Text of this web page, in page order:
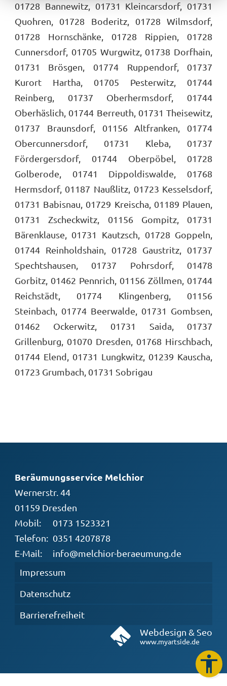
01728 Bannewitz, 01731 Kleincarsdorf, 01731
Quohren, 01728 Boderitz, 01728 Wilmsdorf,
01728 Hornschänke, 01728 Rippien, 01728
Cunnersdorf, 01705 Wurgwitz, 01738 Dorfhain,
01731 Brösgen, 01774 Ruppendorf, 01737
Kurort Hartha, 01705 Pesterwitz, 01744
Reinberg, 01737 Oberhermsdorf, 01744
Oberhäslich, 01744 Berreuth, 01731 Theisewitz,
01737 Braunsdorf, 01156 Altfranken, 01774
Obercunnersdorf, 01731 Kleba, 01737
Fördergersdorf, 01744 Oberpöbel, 01728
Golberode, 01741 Dippoldiswalde, 01768
Hermsdorf, 01187 Naußlitz, 01723 Kesselsdorf,
01731 Babisnau, 01729 Kreischa, 01189 Plauen,
01731 Zscheckwitz, 01156 Gompitz, 01731
Bärenklause, 01731 Kautzsch, 01728 Goppeln,
01744 Reinholdshain, 01728 Gaustritz, 01737
Spechtshausen, 01737 Pohrsdorf, 01478
Gorbitz, 01462 Pennrich, 01156 Zöllmen, 01744
Reichstädt, 01774 Klingenberg, 01156
Steinbach, 01774 Beerwalde, 01731 Gombsen,
01462 Ockerwitz, 01731 Saida, 01737
Grillenburg, 01070 Dresden, 01768 Hirschbach,
01744 Elend, 01731 Lungkwitz, 01239 Kauscha,
01723 Grumbach, 01731 Sobrigau
Beräumungsservice Melchior
Wernerstr. 44
01159 Dresden
Mobil:
0173 1523321
Telefon: 0351 4207878
E-Mail:
info@melchior-beraeumung.de
Impressum
Datenschutz
Barrierefreiheit
Webdesign & Seo
www.myartside.de